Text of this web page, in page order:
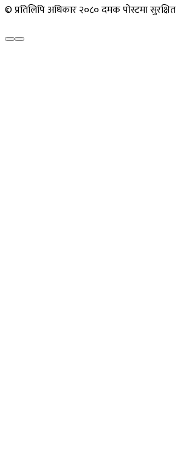
© प्रतिलिपि अधिकार २०८० दमक पोस्टमा सुरक्षित